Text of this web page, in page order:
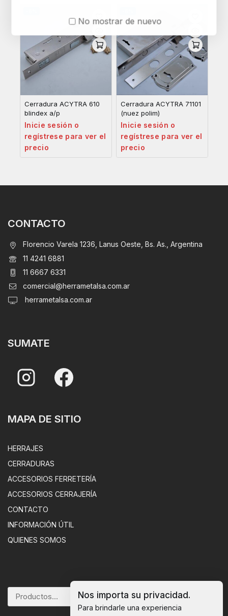
Cerradura ACYTRA 610
blindex a/p
Inicie sesión o
regístrese para ver el
precio
Cerradura ACYTRA 71101
(nuez polim)
Inicie sesión o
regístrese para ver el
precio
CONTACTO
Florencio Varela 1236, Lanus Oeste, Bs. As., Argentina
11 4241 6881
11 6667 6331
comercial@herrametalsa.com.ar
herrametalsa.com.ar
SUMATE
MAPA DE SITIO
HERRAJES
CERRADURAS
ACCESORIOS FERRETERÍA
ACCESORIOS CERRAJERÍA
CONTACTO
INFORMACIÓN ÚTIL
QUIENES SOMOS
BUSCAR
No mostrar de nuevo
Nos importa su privacidad.
Para brindarle una experiencia